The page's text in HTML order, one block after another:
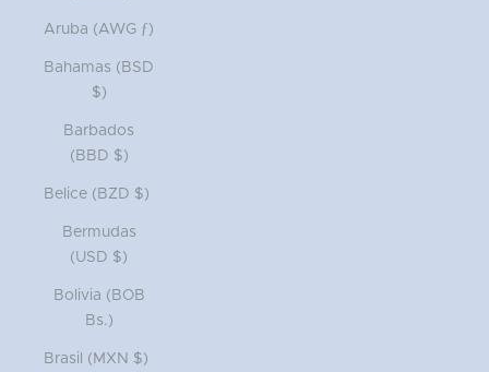
Aruba (AWG ƒ)
Bahamas (BSD
$)
Barbados
(BBD $)
Belice (BZD $)
Bermudas
(USD $)
Bolivia (BOB
Bs.)
Brasil (MXN $)